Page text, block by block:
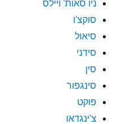
ניו סאות' ויילס
סוקצ'ו
סיאול
סידני
סין
סינגפור
פוקט
צ'ינגדאו